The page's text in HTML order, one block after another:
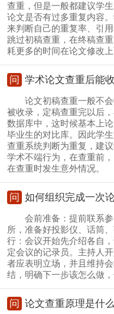
查重，但是一般都建议学
论文是否有过多重复内容
来判断自己的重复率、引
跳过初稿查重，在终稿查
耗更多的时间在论文修改
问 学术论文查重后能
论文初稿查重一般不
被收录，定稿查重完以后
数据库中，这时候基本上
毕业生的对比库。因此学
查重系统判断为重复，建
学术不端行为，在查重前
在查重时发生意外情况。
问 如何组织完成一次
会前准备：提前联系
所，准备好投影仪、话筒
行：会议开始先介绍各自
定会议的记录员。主持人
者应表明立场，并且维持
结，明确下一步该怎么做
问 论文查重原理是什